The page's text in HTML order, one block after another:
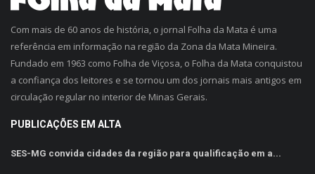
Com mais de 60 anos de história, o jornal Folha da Mata é uma
referência em informação na região da Zona da Mata Mineira.
Fundado em 1963 como Folha de Viçosa, o Folha da Mata conquistou
a confiança dos leitores e se tornou um dos jornais mais antigos em
circulação regular no interior de Minas Gerais.
PUBLICAÇÕES EM ALTA
SES-MG convida cidades da região para qualificação em a...